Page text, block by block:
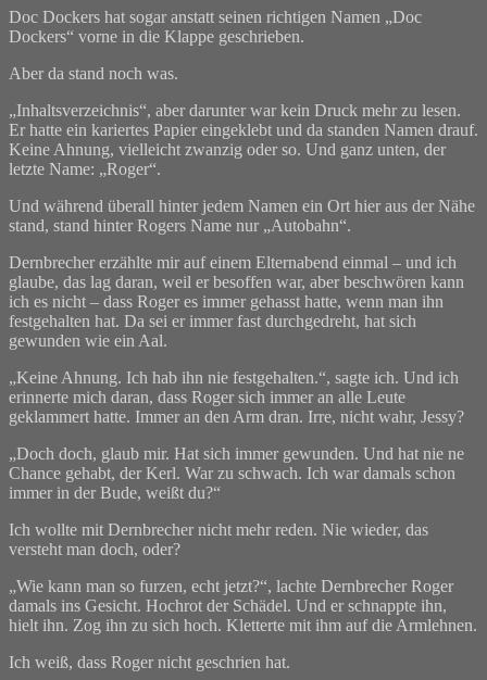
Doc Dockers hat sogar anstatt seinen richtigen Namen „Doc
Dockers“ vorne in die Klappe geschrieben.
Aber da stand noch was.
„Inhaltsverzeichnis“, aber darunter war kein Druck mehr zu lesen.
Er hatte ein kariertes Papier eingeklebt und da standen Namen drauf.
Keine Ahnung, vielleicht zwanzig oder so. Und ganz unten, der
letzte Name: „Roger“.
Und während überall hinter jedem Namen ein Ort hier aus der Nähe
stand, stand hinter Rogers Name nur „Autobahn“.
Dernbrecher erzählte mir auf einem Elternabend einmal – und ich
glaube, das lag daran, weil er besoffen war, aber beschwören kann
ich es nicht – dass Roger es immer gehasst hatte, wenn man ihn
festgehalten hat. Da sei er immer fast durchgedreht, hat sich
gewunden wie ein Aal.
„Keine Ahnung. Ich hab ihn nie festgehalten.“, sagte ich. Und ich
erinnerte mich daran, dass Roger sich immer an alle Leute
geklammert hatte. Immer an den Arm dran. Irre, nicht wahr, Jessy?
„Doch doch, glaub mir. Hat sich immer gewunden. Und hat nie ne
Chance gehabt, der Kerl. War zu schwach. Ich war damals schon
immer in der Bude, weißt du?“
Ich wollte mit Dernbrecher nicht mehr reden. Nie wieder, das
versteht man doch, oder?
„Wie kann man so furzen, echt jetzt?“, lachte Dernbrecher Roger
damals ins Gesicht. Hochrot der Schädel. Und er schnappte ihn,
hielt ihn. Zog ihn zu sich hoch. Kletterte mit ihm auf die Armlehnen.
Ich weiß, dass Roger nicht geschrien hat.